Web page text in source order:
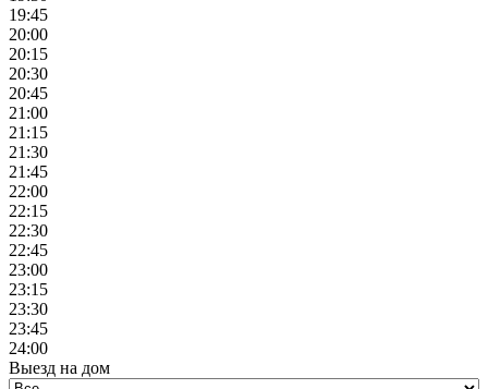
19:45
20:00
20:15
20:30
20:45
21:00
21:15
21:30
21:45
22:00
22:15
22:30
22:45
23:00
23:15
23:30
23:45
24:00
Выезд на дом